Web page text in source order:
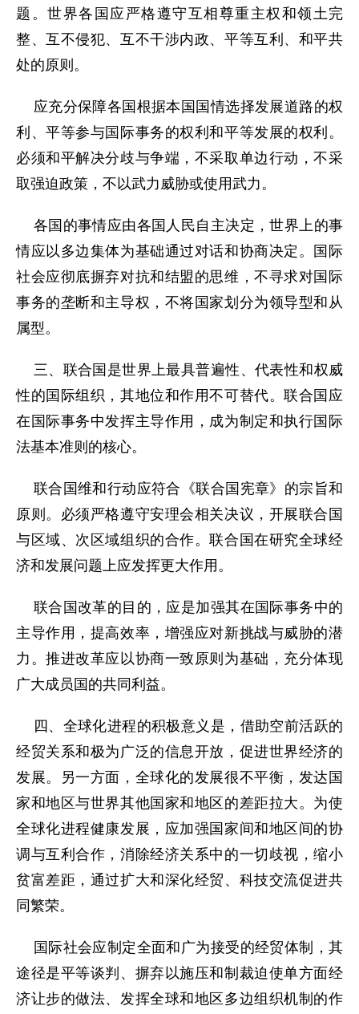
题。世界各国应严格遵守互相尊重主权和领土完
整、互不侵犯、互不干涉内政、平等互利、和平共
处的原则。
应充分保障各国根据本国国情选择发展道路的权
利、平等参与国际事务的权利和平等发展的权利。
必须和平解决分歧与争端，不采取单边行动，不采
取强迫政策，不以武力威胁或使用武力。
各国的事情应由各国人民自主决定，世界上的事
情应以多边集体为基础通过对话和协商决定。国际
社会应彻底摒弃对抗和结盟的思维，不寻求对国际
事务的垄断和主导权，不将国家划分为领导型和从
属型。
三、联合国是世界上最具普遍性、代表性和权威
性的国际组织，其地位和作用不可替代。联合国应
在国际事务中发挥主导作用，成为制定和执行国际
法基本准则的核心。
联合国维和行动应符合《联合国宪章》的宗旨和
原则。必须严格遵守安理会相关决议，开展联合国
与区域、次区域组织的合作。联合国在研究全球经
济和发展问题上应发挥更大作用。
联合国改革的目的，应是加强其在国际事务中的
主导作用，提高效率，增强应对新挑战与威胁的潜
力。推进改革应以协商一致原则为基础，充分体现
广大成员国的共同利益。
四、全球化进程的积极意义是，借助空前活跃的
经贸关系和极为广泛的信息开放，促进世界经济的
发展。另一方面，全球化的发展很不平衡，发达国
家和地区与世界其他国家和地区的差距拉大。为使
全球化进程健康发展，应加强国家间和地区间的协
调与互利合作，消除经济关系中的一切歧视，缩小
贫富差距，通过扩大和深化经贸、科技交流促进共
同繁荣。
国际社会应制定全面和广为接受的经贸体制，其
途径是平等谈判、摒弃以施压和制裁迫使单方面经
济让步的做法、发挥全球和地区多边组织机制的作